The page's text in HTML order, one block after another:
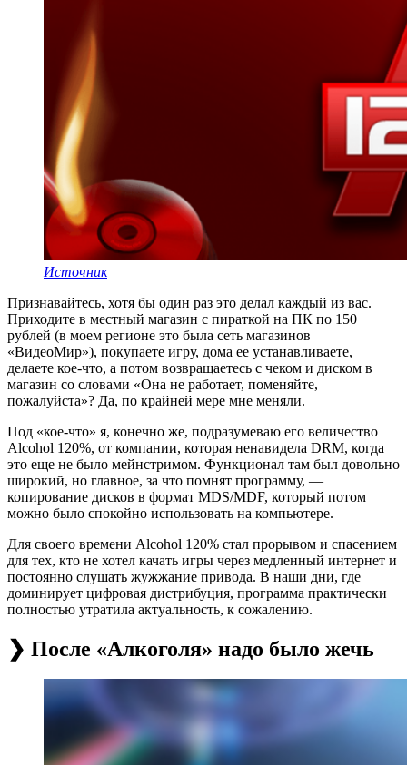
Источник
Признавайтесь, хотя бы один раз это делал каждый из вас.
Приходите в местный магазин с пираткой на ПК по 150
рублей (в моем регионе это была сеть магазинов
«ВидеоМир»), покупаете игру, дома ее устанавливаете,
делаете кое-что, а потом возвращаетесь с чеком и диском в
магазин со словами «Она не работает, поменяйте,
пожалуйста»? Да, по крайней мере мне меняли.
Под «кое-что» я, конечно же, подразумеваю его величество
Alcohol 120%, от компании, которая ненавидела DRM, когда
это еще не было мейнстримом. Функционал там был довольно
широкий, но главное, за что помнят программу, —
копирование дисков в формат MDS/MDF, который потом
можно было спокойно использовать на компьютере.
Для своего времени Alcohol 120% стал прорывом и спасением
для тех, кто не хотел качать игры через медленный интернет и
постоянно слушать жужжание привода. В наши дни, где
доминирует цифровая дистрибуция, программа практически
полностью утратила актуальность, к сожалению.
❯ После «Алкоголя» надо было жечь